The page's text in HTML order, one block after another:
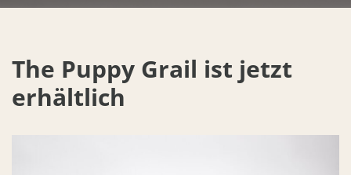
The Puppy Grail ist jetzt
erhältlich